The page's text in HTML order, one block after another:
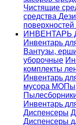
Чистящие
средства
поверхностей
ИНВЕНТАРЬ
Инвентарь
Вантузы,
уборочные
комплекты
Инвентарь
мусора МОПы,
Инвентарь
Диспенсеры
Диспенсеры